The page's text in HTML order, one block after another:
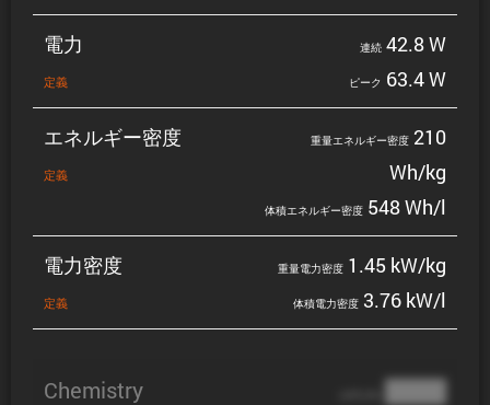
電力
定義
連続 42.8 W
ピーク 63.4 W
エネルギー密度
定義
重量エネルギー密度 210
Wh/kg
体積エネルギー密度 548 Wh/l
電力密度
定義
重量電力密度 1.45 kW/kg
体積電力密度 3.76 kW/l
Chemistry ████